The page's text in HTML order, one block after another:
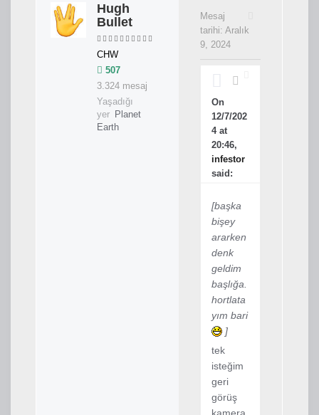
Hugh
Bullet
CHW
507
3.324 mesaj
Yaşadığı
yer Planet
Earth
Mesaj
tarihi: Aralık
9, 2024
On
12/7/202
4 at
20:46,
infestor
said:
[başka
bişey
ararken
denk
geldim
başlığa.
hortlata
yım bari
]
tek
isteğim
geri
görüş
kamera